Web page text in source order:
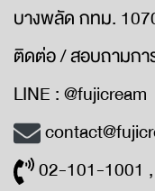
บางพลัด กทม.
ติดต่อ / สอบถามก
LINE : @fujicream
02-101-1001